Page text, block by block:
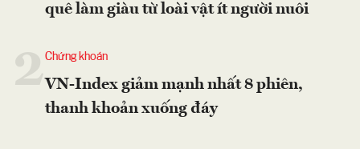
quê làm giàu từ loài vật ít người nuôi
2Chứng khoán
VN-Index giảm mạnh nhất 8 phiên,
thanh khoản xuống đáy